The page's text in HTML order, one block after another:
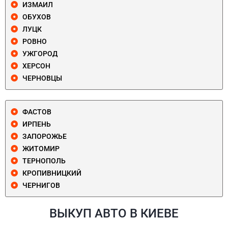
ИЗМАИЛ
ОБУХОВ
ЛУЦК
РОВНО
УЖГОРОД
ХЕРСОН
ЧЕРНОВЦЫ
ФАСТОВ
ИРПЕНЬ
ЗАПОРОЖЬЕ
ЖИТОМИР
ТЕРНОПОЛЬ
КРОПИВНИЦКИЙ
ЧЕРНИГОВ
ВЫКУП АВТО В КИЕВЕ